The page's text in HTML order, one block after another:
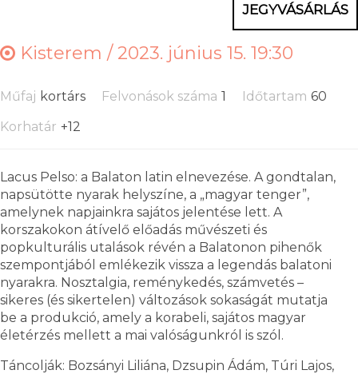
JEGYVÁSÁRLÁS
Kisterem /2023. június 15. 19:30
Műfaj kortárs Felvonások száma 1 Időtartam 60
Korhatár +12
Lacus Pelso: a Balaton latin elnevezése. A gondtalan,
napsütötte nyarak helyszíne, a „magyar tenger”,
amelynek napjainkra sajátos jelentése lett. A
korszakokon átívelő előadás művészeti és
popkulturális utalások révén a Balatonon pihenők
szempontjából emlékezik vissza a legendás balatoni
nyarakra. Nosztalgia, reménykedés, számvetés –
sikeres (és sikertelen) változások sokaságát mutatja
be a produkció, amely a korabeli, sajátos magyar
életérzés mellett a mai valóságunkról is szól.
Táncolják: Bozsányi Liliána, Dzsupin Ádám, Túri Lajos,